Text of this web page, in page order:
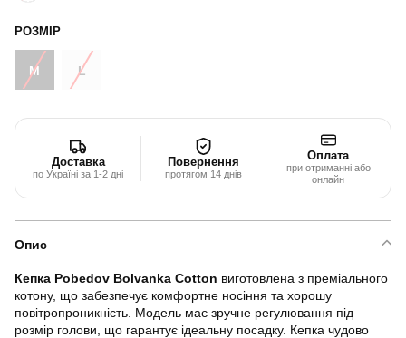
РОЗМІР
M L
Доставка
по Україні за 1-2 дні
Повернення
протягом 14 днів
Оплата
при отриманні або
онлайн
Опис
Кепка Pobedov Bolvanka Cotton виготовлена з преміального
котону, що забезпечує комфортне носіння та хорошу
повітропроникність. Модель має зручне регулювання під
розмір голови, що гарантує ідеальну посадку. Кепка чудово